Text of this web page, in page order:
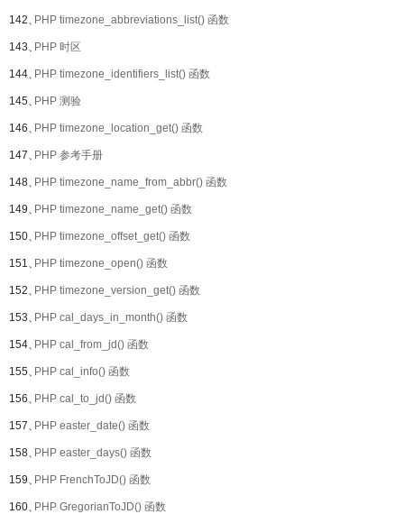
142、PHP timezone_abbreviations_list() 函数
143、PHP 时区
144、PHP timezone_identifiers_list() 函数
145、PHP 测验
146、PHP timezone_location_get() 函数
147、PHP 参考手册
148、PHP timezone_name_from_abbr() 函数
149、PHP timezone_name_get() 函数
150、PHP timezone_offset_get() 函数
151、PHP timezone_open() 函数
152、PHP timezone_version_get() 函数
153、PHP cal_days_in_month() 函数
154、PHP cal_from_jd() 函数
155、PHP cal_info() 函数
156、PHP cal_to_jd() 函数
157、PHP easter_date() 函数
158、PHP easter_days() 函数
159、PHP FrenchToJD() 函数
160、PHP GregorianToJD() 函数